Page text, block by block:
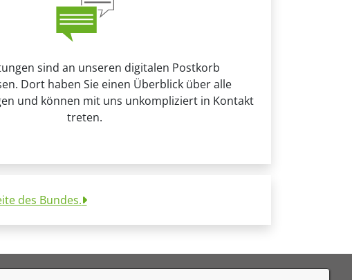
sind an unseren digitalen Postkorb
Dort haben Sie einen Überblick über alle
und können mit uns unkompliziert in Kontakt
treten.
des Bundes.